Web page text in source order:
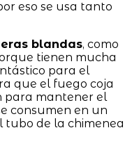
eso se usa tanto
blandas, como
tienen mucha
para el
que el fuego coja
para mantener el
consumen en un
tubo de la chimenea